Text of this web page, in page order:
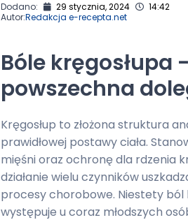
Dodano: 29 stycznia, 2024
14:42
Autor:Redakcja e-recepta.net
Bóle kręgosłupa
powszechna
Kręgosłup to złożona struktura
prawidłowej postawy ciała.
mięśni oraz ochronę dla rdzenia
działanie wielu czynników
procesy chorobowe. Niestety
występuje u coraz młodszych